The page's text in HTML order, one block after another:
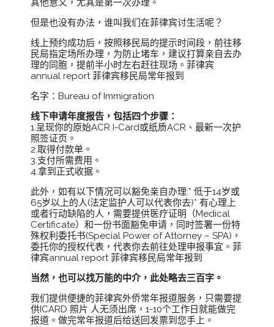
其他意义，尤其是第一次办理。
但是也没有办法，谁叫我们在菲律宾讨生活呢？
线上预约成功后，按照移民局的提示时间段，前往移
民局指定场所办理，为防止堵车，建议打算亲自去办
理的同胞，提前半小时左右赶往现场。菲律宾
annual report 菲律宾移民局常年报到
名字：Bureau of Immigration
线下申请年度报告，包括四个步骤：
1.呈现你的原始ACR I-Card或纸质ACR、最新一次护
照签证页。
2.取得付款单。
3.支付所需费用。
4.拿到正式收据。
此外，如有以下情况可以豁免亲自办理:* 低于14岁或
65岁以上的人(法定监护人可以代表你去)* 有心理上
或者行动缺陷的人，需要提供医疗证明（Medical
Certificate）和一份书面豁免申请，同时签署一份特
殊权利委托书(Special Power of Attorney – SPA)，
委托你的授权代表，代表你去前往处理申报事宜。菲
律宾annual report 菲律宾移民局常年报到
当然，也可以找万能的中介，此处略去三百字。
我们提供便捷的菲律宾外侨常年报道服务，只需要提
供ICARD 照片 人无须出席，1-10个工作日就能做完
报道。做完常年报道后给送回发票到您手上。